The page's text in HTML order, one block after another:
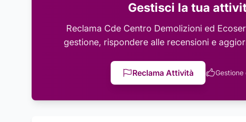
Gestisci la tua
Reclama Cde Centro Demolizioni ed
gestione, rispondere alle recensioni e
Reclama Attività Gestione